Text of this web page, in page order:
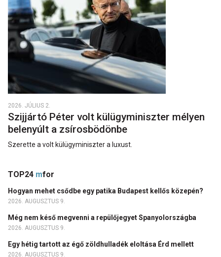
2026. JÚLIUS 2.
Szijjártó Péter volt külügyminiszter mélyen
belenyúlt a zsírosbödönbe
Szerette a volt külügyminiszter a luxust.
TOP24 mfor
Hogyan mehet csődbe egy patika Budapest kellős közepén?
2026. AUGUSZTUS 9.
Még nem késő megvenni a repülőjegyet Spanyolországba
2026. AUGUSZTUS 9.
Egy hétig tartott az égő zöldhulladék eloltása Érd mellett
2026. AUGUSZTUS 9.